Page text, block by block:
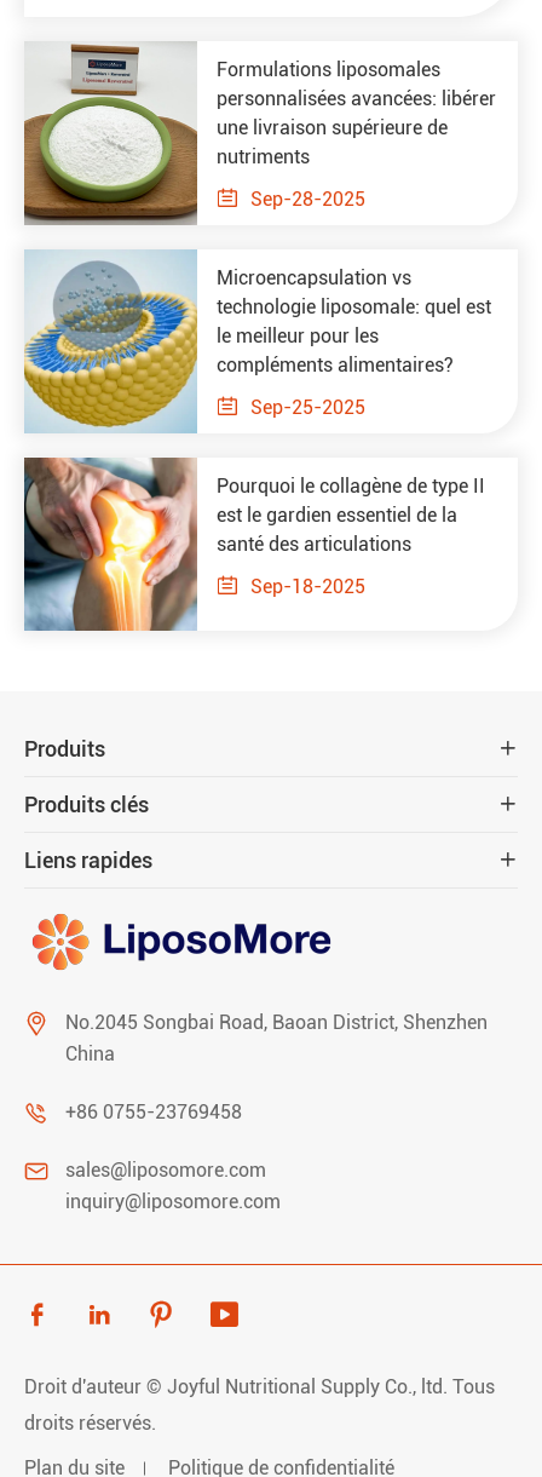
Formulations liposomales
personnalisées avancées: libérer
une livraison supérieure de
nutriments
 Sep-28-2025
Microencapsulation vs
technologie liposomale: quel est
le meilleur pour les
compléments alimentaires?
 Sep-25-2025
Pourquoi le collagène de type II
est le gardien essentiel de la
santé des articulations
 Sep-18-2025
Produits 
Produits clés 
Liens rapides 

No.2045 Songbai Road, Baoan District, Shenzhen
China
 +86 0755-23769458

sales@liposomore.com
inquiry@liposomore.com
   
Droit d'auteur © Joyful Nutritional Supply Co., ltd. Tous
droits réservés.
Plan du site
Politique de confidentialité